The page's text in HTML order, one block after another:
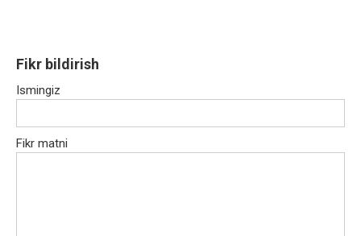
Fikr bildirish
Ismingiz
Fikr matni